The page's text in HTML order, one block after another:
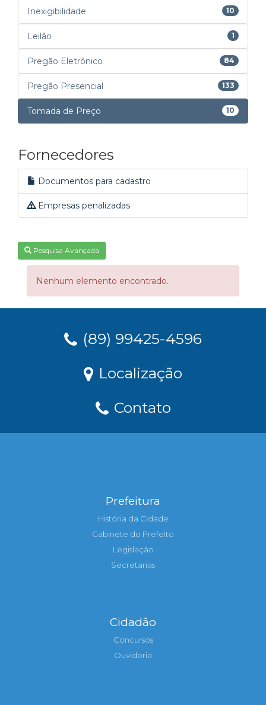
Inexigibilidade 10
Leilão 1
Pregão Eletrônico 84
Pregão Presencial 133
Tomada de Preço 10
Fornecedores
Documentos para cadastro
Empresas penalizadas
Pesquisa Avançada
Nenhum elemento encontrado.
(89) 99425-4596
Localização
Contato
Prefeitura
História da Cidade
Gabinete do Prefeito
Legislação
Secretarias
Cidadão
Concursos
Ouvidoria